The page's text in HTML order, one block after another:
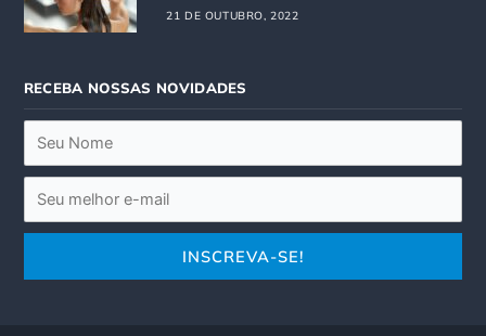
21 DE OUTUBRO, 2022
RECEBA NOSSAS NOVIDADES